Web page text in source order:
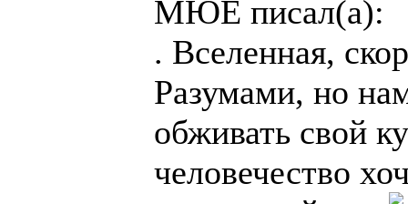
МЮЕ писал(а):
. Вселенная,
Разумами, но
обживать свой
человечество